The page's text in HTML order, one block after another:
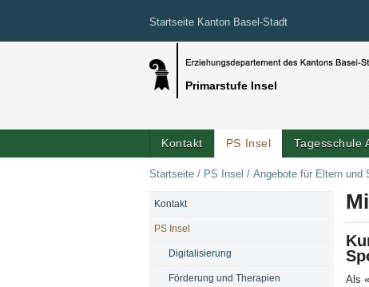
Startseite Kanton Basel-Stadt
Primarstufe Insel
Kontakt PS Insel Tagesschule
Startseite / PS Insel / Angebote für Eltern und
Als
NAVIGATION
Kontakt
PS Insel
Digitalisierung
Förderung und Therapien